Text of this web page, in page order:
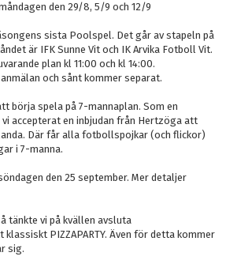
den 29/8, 5/9 och 12/9
sista Poolspel. Det går av stapeln på
är IFK Sunne Vit och IK Arvika Fotboll Vit.
plan kl 11:00 och kl 14:00.
och sånt kommer separat.
börja spela på 7-mannaplan. Som en
accepterat en inbjudan från Hertzöga att
Där får alla fotbollspojkar (och flickor)
i 7-manna.
den 25 september. Mer detaljer
tänkte vi på kvällen avsluta
PIZZAPARTY. Även för detta kommer
sig.